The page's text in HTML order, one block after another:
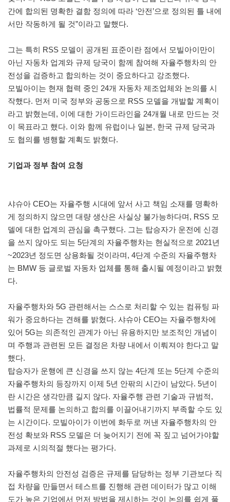
간에 합의된 명확한 결함 정의에 따라 ‘안전’으로 정의된 틀 내에
서만 작동하게 될 것”이라고 말했다.
그는 특히 RSS 모델이 공개된 표준이란 점에서 모빌아이만이
아닌 자동차 업계와 규제 당국이 함께 참여해 자율주행차의 안
전성을 검증하고 합의하는 것이 중요하다고 강조했다.
모빌아이는 현재 협력 중인 24개 자동차 제조업체와 논의를 시
작했다. 먼저 미국 정부와 공동으로 RSS 모델을 개발할 계획이
라고 밝혔는데, 이에 대한 가이드라인을 24개월 내로 만드는 것
이 목표라고 했다. 이와 함께 유럽이나 일본, 한국 규제 당국과
도 협의를 병행할 계획도 밝혔다.
기업과 정부 참여 요청
샤슈아 CEO는 자율주행 시대에 앞서 사고 책임 소재를 명확하
게 정의하지 않으면 대량 생산은 사실상 불가능하다며, RSS 모
델에 대한 업계의 관심을 촉구했다. 그는 탑승자가 운전에 신경
을 쓰지 않아도 되는 5단계의 자율주행차는 현실적으로 2021년
~2023년 정도면 상용화될 것이라며, 4단계 수준의 자율주행차
는 BMW 등 글로벌 자동차 업체를 통해 출시될 예정이라고 밝혔
다.
자율주행차와 5G 관련해서는 스스로 처리할 수 있는 컴퓨팅 파
워가 중요하다는 견해를 밝혔다. 샤슈아 CEO는 자율주행차에
있어 5G는 의존적인 관계가 아닌 유용하지만 보조적인 개념이
며 주행과 관련된 모든 결정은 차량 내에서 이뤄져야 한다고 말
했다.
탑승자가 운행에 큰 신경을 쓰지 않는 4단계 또는 5단계 수준의
자율주행차의 등장까지 이제 5년 안팎의 시간이 남았다. 5년이
란 시간은 생각만큼 길지 않다. 자율주행 관련 기술과 규범적,
법률적 문제를 논의하고 합의를 이끌어내기까지 부족할 수도 있
는 시간이다. 모빌아이가 이번에 화두로 꺼낸 자율주행차의 안
전성 확보와 RSS 모델은 더 늦어지기 전에 꼭 짚고 넘어가야할
과제로 시의적절 했다는 평가다.
자율주행차의 안전성 검증은 규제를 담당하는 정부 기관보다 직
접 차량을 만들면서 테스트를 진행해 관련 데이터가 많고 이해
도가 높은 기업에서 먼저 방법을 제시하는 것이 논의를 쉽게 풀